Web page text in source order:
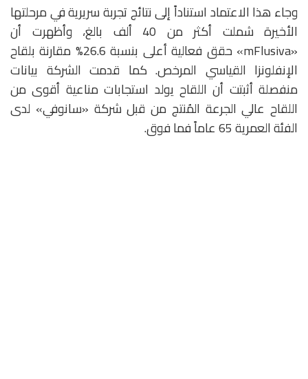
وجاء هذا الاعتماد استناداً إلى نتائج تجربة سريرية في مرحلتها
الأخيرة شملت أكثر من 40 ألف بالغ، وأظهرت أن
«mFlusiva» حقق فعالية أعلى بنسبة 26.6% مقارنة بلقاح
الإنفلونزا القياسي المرخص. كما قدمت الشركة بيانات
منفصلة أثبتت أن اللقاح يولد استجابات مناعية أقوى من
اللقاح عالي الجرعة المُنتج من قبل شركة «سانوفي» لدى
الفئة العمرية 65 عاماً فما فوق.